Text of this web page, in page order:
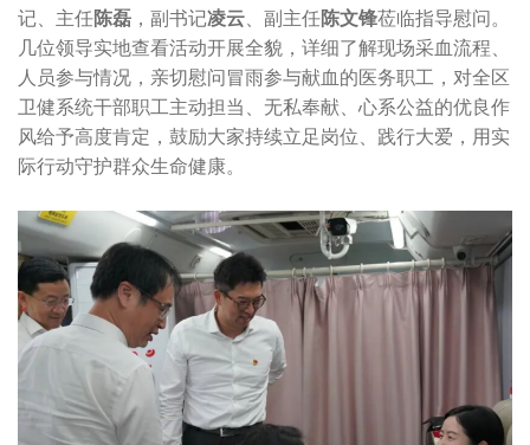
记、主任陈磊 ，副书记凌云 、副主任陈文锋莅临指导慰问。
几位领导实地查看活动开展全貌，详细了解现场采血流程、
人员参与情况，亲切慰问冒雨参与献血的医务职工，对全区
卫健系统干部职工主动担当、无私奉献、心系公益的优良作
风给予高度肯定，鼓励大家持续立足岗位、践行大爱，用实
际行动守护群众生命健康。